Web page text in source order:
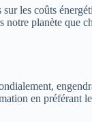
les coûts
notre planète que
en préférant